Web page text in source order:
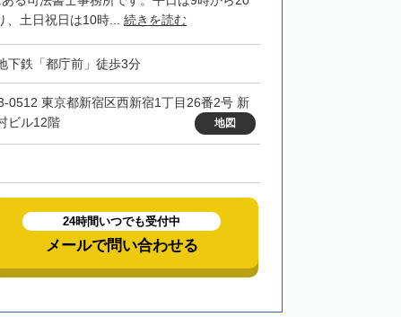
、土日祝日は10時... 続きを読む
下鉄「都庁前」徒歩3分
0512 東京都新宿区西新宿1丁目26番2号 新
ビル12階
地図
24時間いつでも受付中
メールで問い合わせる